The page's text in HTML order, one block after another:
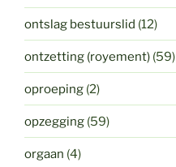
ontslag bestuurslid (12)
ontzetting (royement) (59)
oproeping (2)
opzegging (59)
orgaan (4)